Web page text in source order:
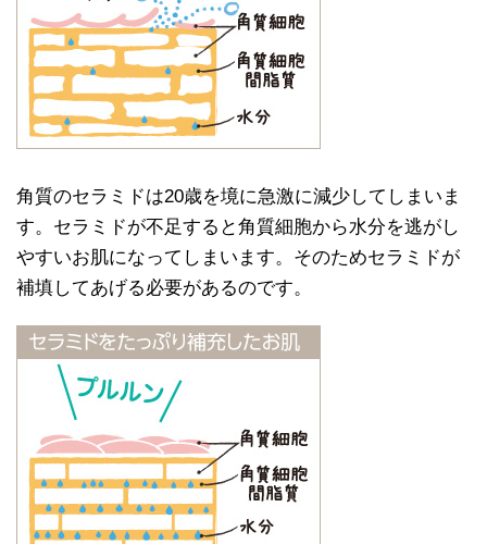
角質のセラミドは20歳を境に急激に減少してしまいま
す。セラミドが不足すると角質細胞から水分を逃がし
やすいお肌になってしまいます。そのためセラミドが
補填してあげる必要があるのです。